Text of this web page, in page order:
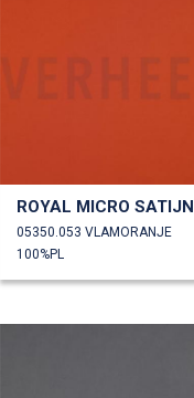
ROYAL MICRO SATIJN
05350.053 VLAMORANJE
100%PL